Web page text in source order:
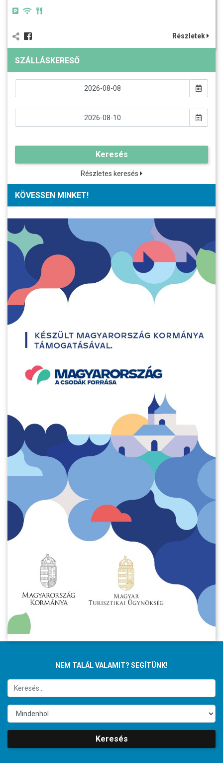
Részletek
SZÁLLÁSKERESŐ
Keresés
Részletes keresés
KÖVESSEN MINKET!
NEM TALÁL VALAMIT? SEGÍTÜNK!
Keresés